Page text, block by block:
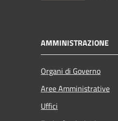
AMMINISTRAZIONE
Organi di Governo
Aree Amministrative
Uffici